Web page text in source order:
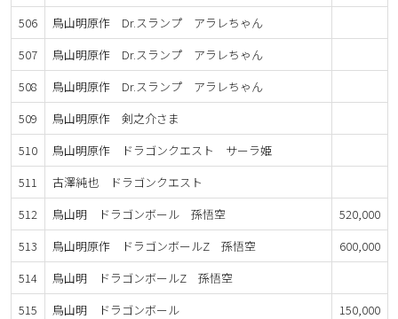
506
鳥山明原作 Dr.スランプ アラレちゃん
507
鳥山明原作 Dr.スランプ アラレちゃん
508
鳥山明原作 Dr.スランプ アラレちゃん
509
鳥山明原作 剣之介さま
510
鳥山明原作 ドラゴンクエスト サーラ姫
511
古澤純也 ドラゴンクエスト
512
鳥山明 ドラゴンボール 孫悟空
520,000
513
鳥山明原作 ドラゴンボールZ 孫悟空
600,000
514
鳥山明 ドラゴンボールZ 孫悟空
515
鳥山明 ドラゴンボール
150,000